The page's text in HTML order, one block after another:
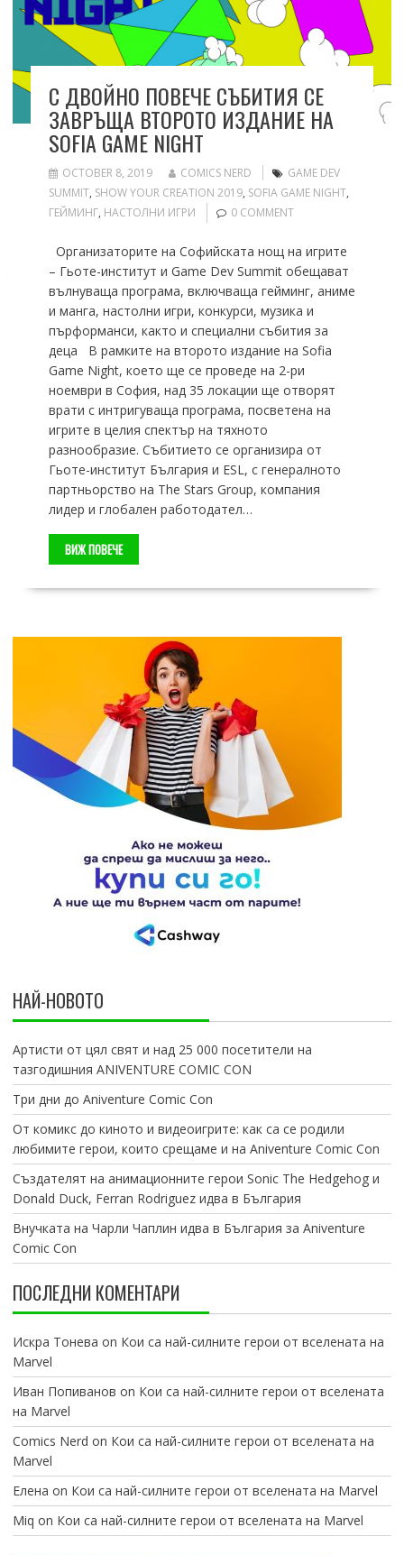
С ДВОЙНО ПОВЕЧЕ СЪБИТИЯ СЕ
ЗАВРЪЩА ВТОРОТО ИЗДАНИЕ НА
SOFIA GAME NIGHT
OCTOBER 8, 2019 COMICS NERD
GAME DEV
SUMMIT, SHOW YOUR CREATION 2019, SOFIA GAME NIGHT,
ГЕЙМИНГ, НАСТОЛНИ ИГРИ 0 COMMENT
Организаторите на Софийската нощ на игрите
– Гьоте-институт и Game Dev Summit обещават
вълнуваща програма, включваща гейминг, аниме
и манга, настолни игри, конкурси, музика и
пърформанси, както и специални събития за
деца В рамките на второто издание на Sofia
Game Night, което ще се проведе на 2-ри
ноември в София, над 35 локации ще отворят
врати с интригуваща програма, посветена на
игрите в целия спектър на тяхното
разнообразие. Събитието се организира от
Гьоте-институт България и ESL, с генералното
партньорство на The Stars Group, компания
лидер и глобален работодател…
ВИЖ ПОВЕЧЕ
НАЙ-НОВОТО
Артисти от цял свят и над 25 000 посетители на
тазгодишния ANIVENTURE COMIC CON
Три дни до Aniventure Comic Con
От комикс до киното и видеоигрите: как са се родили
любимите герои, които срещаме и на Aniventure Comic Con
Създателят на анимационните герои Sonic The Hedgehog и
Donald Duck, Ferran Rodriguez идва в България
Внучката на Чарли Чаплин идва в България за Aniventure
Comic Con
ПОСЛЕДНИ КОМЕНТАРИ
Искра Тонева on Кои са най-силните герои от вселената на
Marvel
Иван Попиванов on Кои са най-силните герои от вселената
на Marvel
Comics Nerd on Кои са най-силните герои от вселената на
Marvel
Елена on Кои са най-силните герои от вселената на Marvel
Miq on Кои са най-силните герои от вселената на Marvel